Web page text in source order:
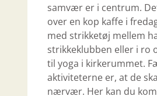
samvær er i centrum.
over en kop kaffe i
med strikketøj mellem
strikkeklubben eller i ro
til yoga i kirkerummet.
aktiviteterne er, at de
nærvær. Her kan du